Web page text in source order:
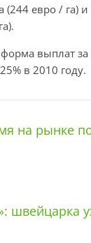
(244 евро / га)
форма выплат
в 2010 году.
на рынке
швейцарка